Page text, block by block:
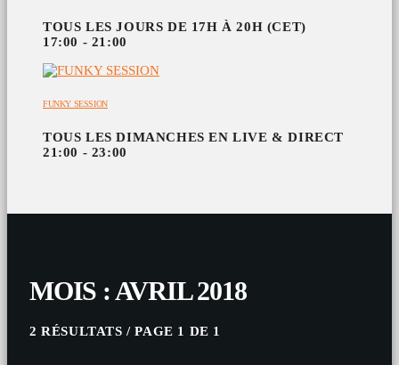
TOUS LES JOURS DE 17H À 20H (CET)
17:00 - 21:00
FUNKY SESSION
TOUS LES DIMANCHES EN LIVE & DIRECT
21:00 - 23:00
MOIS : AVRIL 2018
2 RÉSULTATS / PAGE 1 DE 1